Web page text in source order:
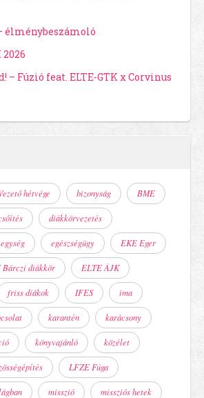
élménybeszámoló
2026
– Fúzió feat. ELTE-GTK x Corvinus
hétvége bizonyság BME
diákkörvezetés
egység egészségügy EKE Eger
Bárczi diákkör ELTE ÁJK
friss diákok IFES ima
karantén karácsony
könyvajánló közélet
LFZE Fúga
misszió missziós hetek